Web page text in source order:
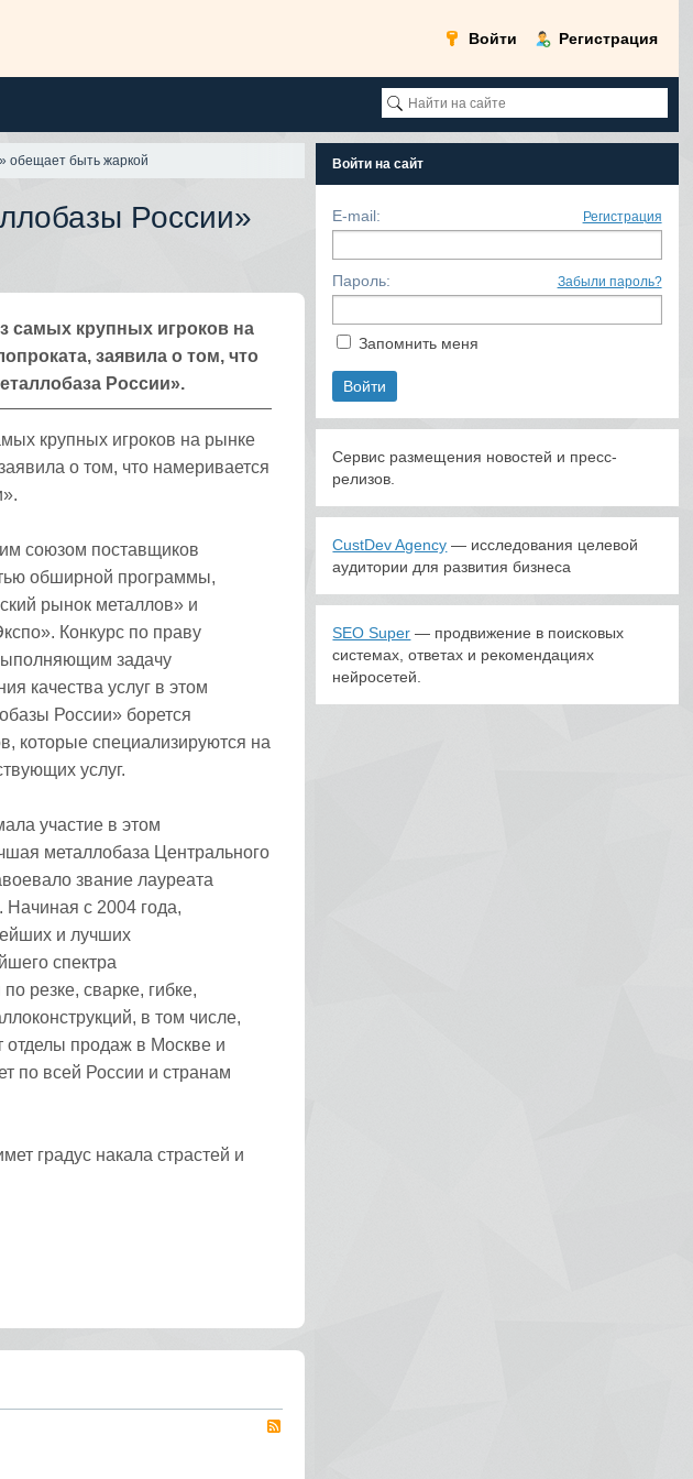
Войти Регистрация
обещает быть жаркой
России»
самых крупных игроков на
заявила о том, что
России».
крупных игроков на рынке
о том, что намеривается
союзом поставщиков
обширной программы,
рынок металлов» и
Конкурс по праву
задачу
качества услуг в этом
России» борется
которые специализируются на
услуг.
участие в этом
металлобаза Центрального
звание лауреата
с 2004 года,
и лучших
спектра
резке, сварке, гибке,
в том числе,
продаж в Москве и
по всей России и странам
градус накала страстей и
Войти на сайт
E-mail: Регистрация
Пароль: Забыли пароль?
Запомнить меня
Сервис размещения новостей и пресс-
релизов.
CustDev Agency — исследования целевой
аудитории для развития бизнеса
SEO Super — продвижение в поисковых
системах, ответах и рекомендациях
нейросетей.